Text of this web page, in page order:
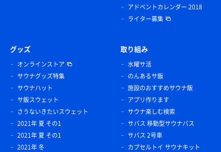
アドベントカレンダー 2018
ライター募集
グッズ
オンラインストア
サウナグッズ特集
サウナハット
サ飯スウェット
さうないきたいスウェット
2021年 夏 その1
2021年 夏 その1
2021年 冬
取り組み
水曜サ活
のんあるサ飯
施設のおすすめサウナ飯
アプリ作ります
サウナ楽しむ検索
サバス 移動型サウナバス
サバス 2号車
カプセルトイ サウナキット